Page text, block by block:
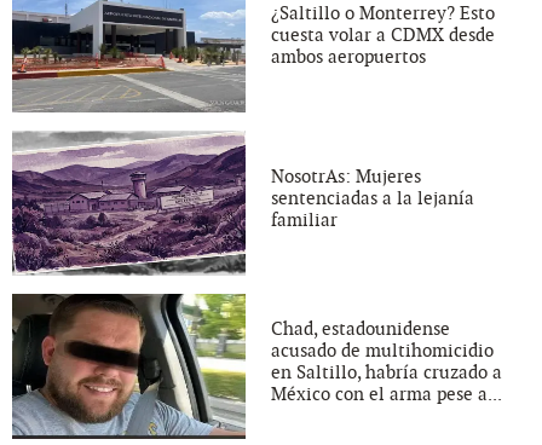
¿Saltillo o Monterrey? Esto
cuesta volar a CDMX desde
ambos aeropuertos
NosotrAs: Mujeres
sentenciadas a la lejanía
familiar
Chad, estadounidense
acusado de multihomicidio
en Saltillo, habría cruzado a
México con el arma pese a...